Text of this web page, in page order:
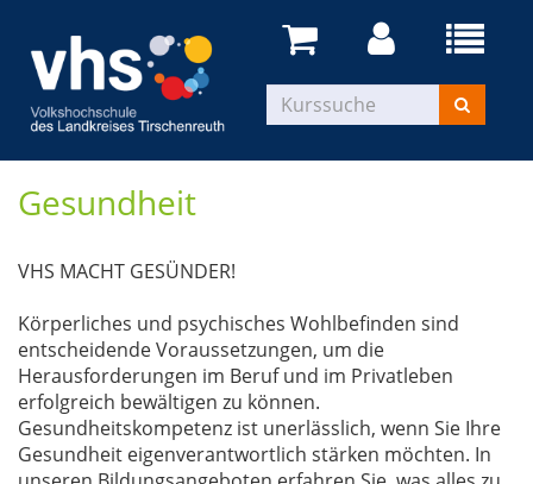
Gesundheit
VHS MACHT GESÜNDER!
Körperliches und psychisches Wohlbefinden sind
entscheidende Voraussetzungen, um die
Herausforderungen im Beruf und im Privatleben
erfolgreich bewältigen zu können.
Gesundheitskompetenz ist unerlässlich, wenn Sie Ihre
Gesundheit eigenverantwortlich stärken möchten. In